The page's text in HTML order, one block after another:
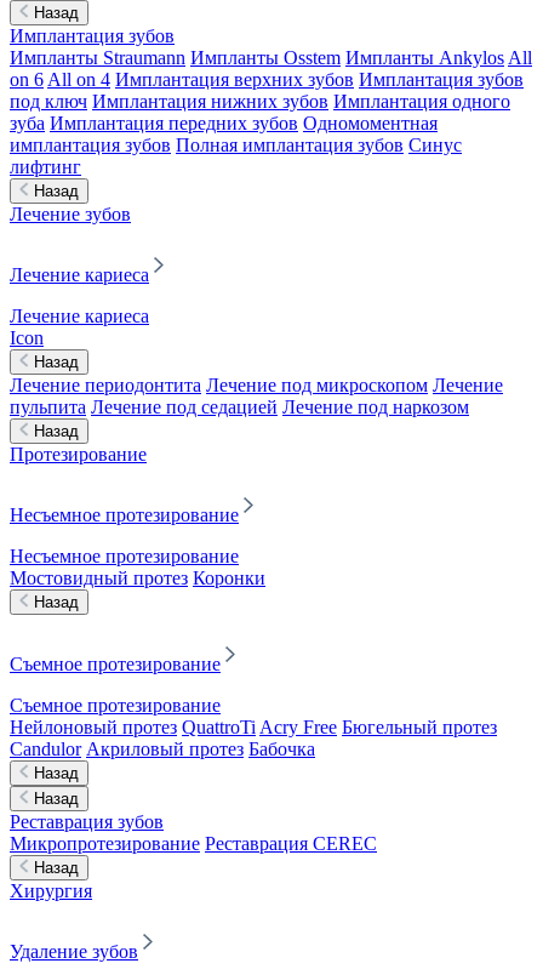
Назад
Имплантация зубов
Импланты Straumann Импланты Osstem Импланты Ankylos All
on 6 All on 4 Имплантация верхних зубов Имплантация зубов
под ключ Имплантация нижних зубов Имплантация одного
зуба Имплантация передних зубов Одномоментная
имплантация зубов Полная имплантация зубов Синус
лифтинг
Назад
Лечение зубов
Лечение кариеса
Лечение кариеса
Icon
Назад
Лечение периодонтита Лечение под микроскопом Лечение
пульпита Лечение под седацией Лечение под наркозом
Назад
Протезирование
Несъемное протезирование
Несъемное протезирование
Мостовидный протез Коронки
Назад
Съемное протезирование
Съемное протезирование
Нейлоновый протез QuattroTi Acry Free Бюгельный протез
Candulor Акриловый протез Бабочка
Назад
Назад
Реставрация зубов
Микропротезирование Реставрация CEREC
Назад
Хирургия
Удаление зубов